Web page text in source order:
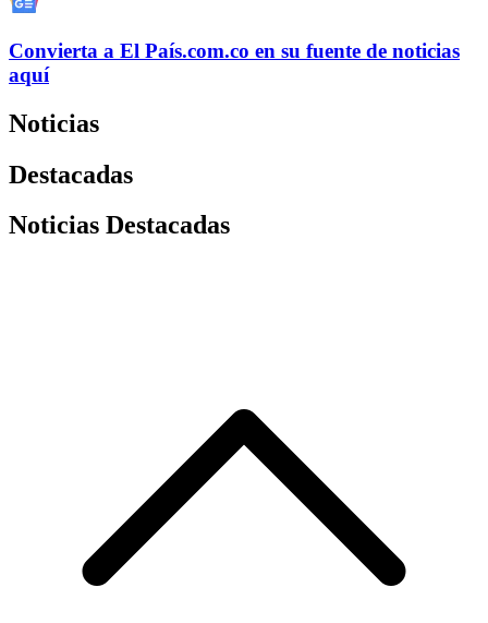
Convierta a El País.com.co en su fuente de noticias
aquí
Noticias
Destacadas
Noticias Destacadas